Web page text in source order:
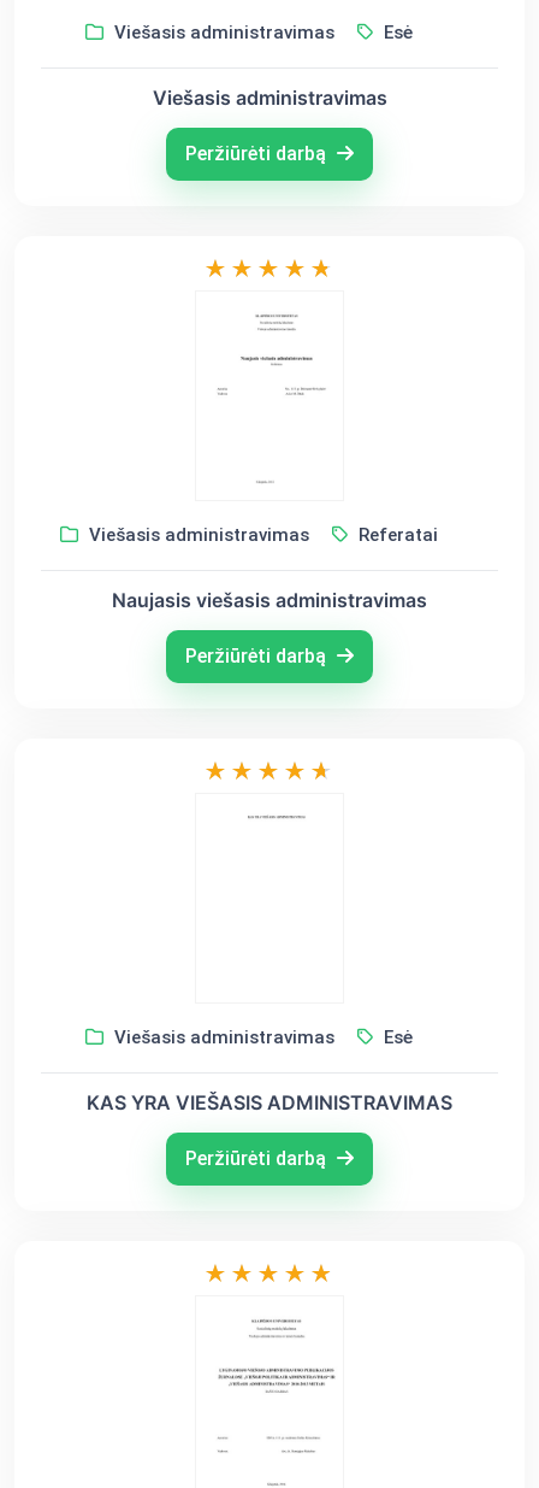
Viešasis administravimas Esė
Viešasis administravimas
Peržiūrėti darbą
Viešasis administravimas Referatai
Naujasis viešasis administravimas
Peržiūrėti darbą
Viešasis administravimas Esė
KAS YRA VIEŠASIS ADMINISTRAVIMAS
Peržiūrėti darbą